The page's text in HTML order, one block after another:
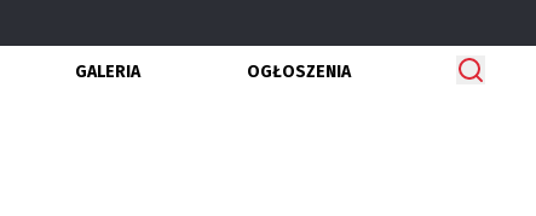
GALERIA OGŁOSZENIA